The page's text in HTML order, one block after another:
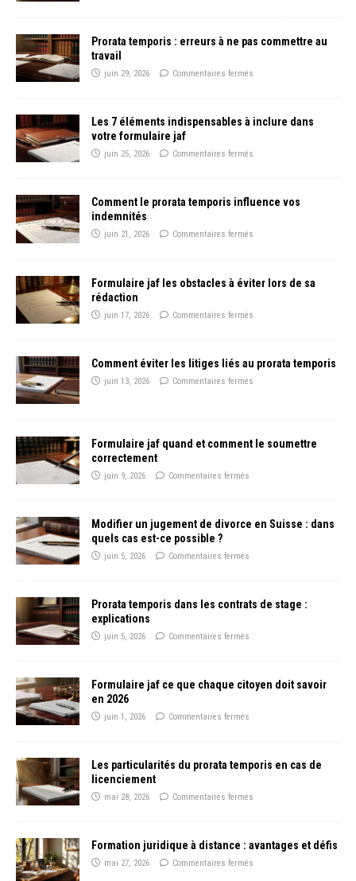
Prorata temporis : erreurs à ne pas commettre au
travail
juin 29, 2026 Commentaires fermés
Les 7 éléments indispensables à inclure dans
votre formulaire jaf
juin 25, 2026 Commentaires fermés
Comment le prorata temporis influence vos
indemnités
juin 21, 2026 Commentaires fermés
Formulaire jaf les obstacles à éviter lors de sa
rédaction
juin 17, 2026 Commentaires fermés
Comment éviter les litiges liés au prorata temporis
juin 13, 2026 Commentaires fermés
Formulaire jaf quand et comment le soumettre
correctement
juin 9, 2026 Commentaires fermés
Modifier un jugement de divorce en Suisse : dans
quels cas est-ce possible ?
juin 5, 2026 Commentaires fermés
Prorata temporis dans les contrats de stage :
explications
juin 5, 2026 Commentaires fermés
Formulaire jaf ce que chaque citoyen doit savoir
en 2026
juin 1, 2026 Commentaires fermés
Les particularités du prorata temporis en cas de
licenciement
mai 28, 2026 Commentaires fermés
Formation juridique à distance : avantages et défis
mai 27, 2026 Commentaires fermés